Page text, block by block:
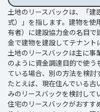
土地のリースバックは、「建
式）」を指します。建物を
有者）に建設協力金の名目
金で建物を建設してテナント
土地のリースバックは主に事
のように資金調達目的で使
ている場合、別の方法を検討
たとえば、現在住んでいる古
みのリースバックを検討して
住宅のリースバックがおすす